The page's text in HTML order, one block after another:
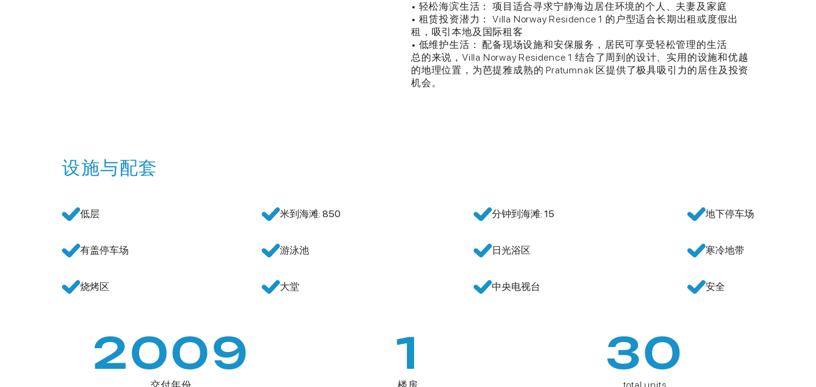
• 轻松海滨生活： 项目适合寻求宁静海边居住环境的个人、夫妻及家庭
• 租赁投资潜力： Villa Norway Residence 1 的户型适合长期出租或度假出
租，吸引本地及国际租客
• 低维护生活： 配备现场设施和安保服务，居民可享受轻松管理的生活
总的来说，Villa Norway Residence 1 结合了周到的设计、实用的设施和优越
的地理位置，为芭提雅成熟的 Pratumnak 区提供了极具吸引力的居住及投资
机会。
设施与配套
低层 米到海滩: 850 分钟到海滩: 15 地下停车场
有盖停车场 游泳池 日光浴区 寒冷地带
烧烤区 大堂 中央电视台 安全
2009 1 30